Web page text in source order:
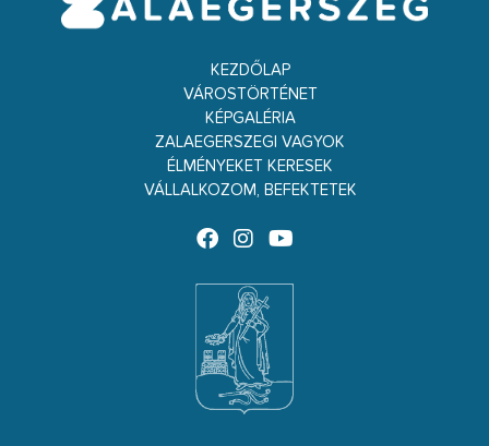
KEZDŐLAP
VÁROSTÖRTÉNET
KÉPGALÉRIA
ZALAEGERSZEGI VAGYOK
ÉLMÉNYEKET KERESEK
VÁLLALKOZOM, BEFEKTETEK